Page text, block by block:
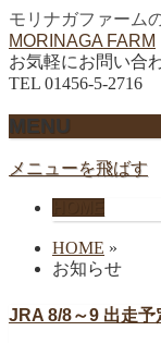
モリナガファーム
MORINAGA FARM
お気軽にお問い合
TEL 01456-5-2716
MENU
メニューを飛ばす
HOME »
お知らせ
JRA 8/8～9 出走